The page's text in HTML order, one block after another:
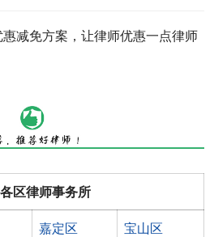
减免方案，让律师优惠一点律师
各区律师事务所
嘉定区 宝山区